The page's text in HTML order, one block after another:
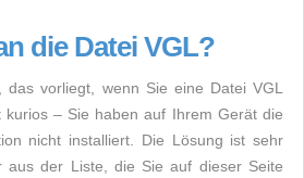
die Datei VGL?
das vorliegt, wenn Sie eine Datei VGL
kurios – Sie haben auf Ihrem Gerät die
nicht installiert. Die Lösung ist sehr
aus der Liste, die Sie auf dieser Seite